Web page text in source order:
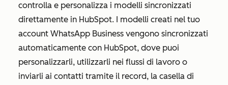
controlla e personalizza i modelli sincronizzati
direttamente in HubSpot. I modelli creati nel tuo
account WhatsApp Business vengono sincronizzati
automaticamente con HubSpot, dove puoi
personalizzarli, utilizzarli nei flussi di lavoro o
inviarli ai contatti tramite il record, la casella di